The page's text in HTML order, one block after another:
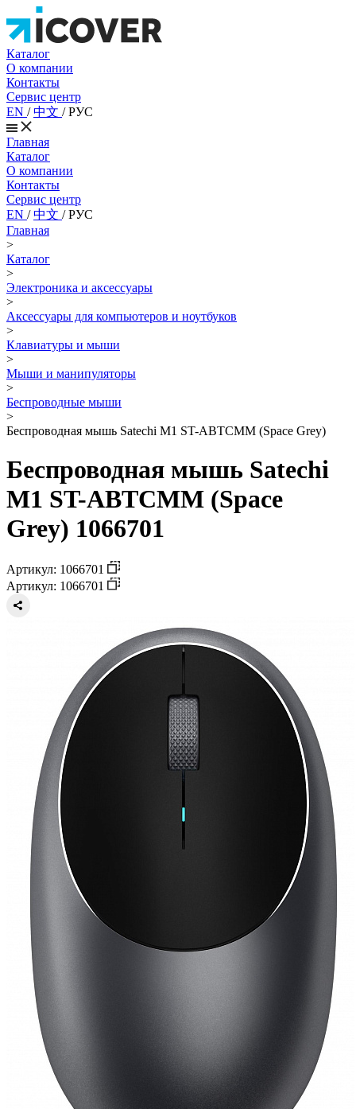
Каталог
О компании
Контакты
Сервис центр
EN /中文 /РУС
Главная
Каталог
О компании
Контакты
Сервис центр
EN /中文 /РУС
Главная
>
Каталог
>
Электроника и аксессуары
>
Аксессуары для компьютеров и ноутбуков
>
Клавиатуры и мыши
>
Мыши и манипуляторы
>
Беспроводные мыши
>
Беспроводная мышь Satechi M1 ST-ABTCMM (Space Grey)
Беспроводная мышь Satechi
M1 ST-ABTCMM (Space
Grey) 1066701
Артикул: 1066701
Артикул: 1066701